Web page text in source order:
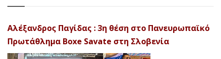
Αλέξανδρος Παγίδας : 3η θέση στο Πανευρωπαϊκό
Πρωτάθλημα Boxe Savate στη Σλοβενία